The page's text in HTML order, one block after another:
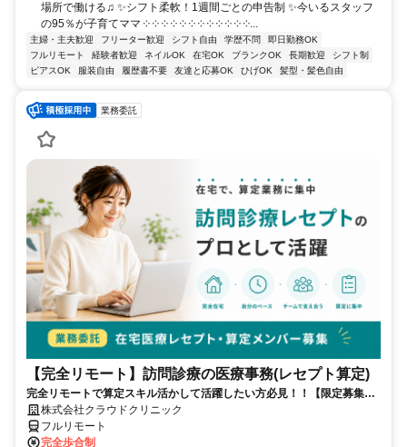
場所で働ける♫ ✨シフト柔軟！1週間ごとの申告制 ✨今いるスタッフ
の95％が子育てママ ༶ ༶ ༶ ༶ ༶ ༶ ༶ ༶ ༶ ༶ ༶ ༶...
主婦・主夫歓迎 フリーター歓迎 シフト自由 学歴不問
即日勤務OK
フルリモート
経験者歓迎 ネイルOK 在宅OK ブランクOK 長期歓迎
シフト制
ピアスOK
服装自由 履歴書不要 友達と応募OK ひげOK 髪型・髪色自由
業務委託
【完全リモート】訪問診療の医療事務(レセプト算定)
完全リモートで算定スキル活かして活躍したい方必見！！【限定募集】
完全リモート｜在宅医療レセプト算定（成果報酬型／業務委託）
株式会社クラウドクリニック
フルリモート
完全歩合制